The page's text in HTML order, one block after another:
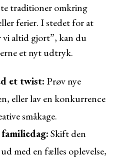
traditioner omkring
ferier. I stedet for at
vi altid gjort”, kan du
et nyt udtryk.
et twist: Prøv nye
eller lav en konkurrence
småkage.
Skift den
med en fælles oplevelse,